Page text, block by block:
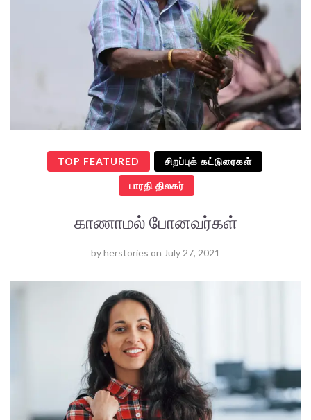
TOP FEATURED சிறப்புக் கட்டுரைகள்
பாரதி திலகர்
காணாமல் போனவர்கள்
byherstories on July 27, 2021